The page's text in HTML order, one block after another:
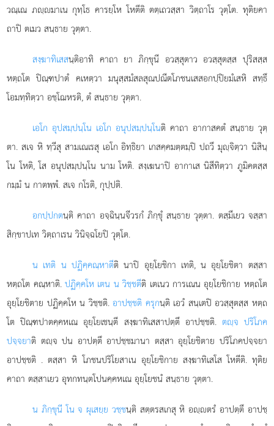
วณฺเณ ภฺมาเน กุทฺโธ คารยฺโห โหตีติ ตตฺเถวสฺสา วิตฺถาโร วุตฺโต. ทุติยคา
ถาปิ ตเมว สนฺธาย วุตฺตา.
สงฺฆาทิเสสนฺติอาทิ คาถา ยา ภิกฺขุนี อวสฺสุตาว อวสฺสุตสฺส ปุริสสฺส
หตฺถโต ปิณฺฑปาตํ คเหตฺวา มนุสฺสมํสลสุณปณีตโภชนเสสอกปฺปิยมํเสหิ สทฺธึ
โอมทฺทิตฺวา อชฺโฌหรติ, ตํ สนฺธาย วุตฺตา.
เอโก อุปสมฺปนฺโน เอโก อนุปสมฺปนฺโนติ คาถา อากาสคตํ สนฺธาย วุตฺ
ตา. สเจ หิ ทฺวีสุ สามเณเรสุ เอโก อิทฺธิยา เกสคฺคมตฺตมฺปิ ปถวึ มุฺจิตฺวา นิสินฺ
โน โหติ, โส อนุปสมฺปนฺโน นาม โหติ. สงฺเฆนาปิ อากาเส นิสีทิตฺวา ภูมิคตสฺส
กมฺมํ น กาตพฺพํ. สเจ กโรติ, กุปฺปติ.
อกปฺปกตนฺติ คาถา อจฺฉินฺนจีวรกํ ภิกฺขุํ สนฺธาย วุตฺตา. ตสฺมึเยว จสฺสา
สิกฺขาปเท วิตฺถาเรน วินิจฺฉโยปิ วุตฺโต.
น เทติ น ปฏิคฺคณฺหาตีติ นาปิ อุยฺโยชิกา เทติ, น อุยฺโยชิตา ตสฺสา
หตฺถโต คณฺหาติ.ปฏิคฺคโห เตน น วิชฺชตีติ เตเนว การเณน อุยฺโยชิกาย หตฺถโต
อุยฺโยชิตาย ปฏิคฺคโห น วิชฺชติ.อาปชฺชติ ครุกนฺติ เอวํ สนฺเตปิ อวสฺสุตสฺส หตฺถ
โต ปิณฺฑปาตคฺคหเณ อุยฺโยเชนฺตี สงฺฆาทิเสสาปตฺตึ อาปชฺชติ. ตฺจ ปริโภค
ปจฺจยาติ ตฺจ ปน อาปตฺตึ อาปชฺชมานา ตสฺสา อุยฺโยชิตาย ปริโภคปจฺจยา
อาปชฺชติ . ตสฺสา หิ โภชนปริโยสาเน อุยฺโยชิกาย สงฺฆาทิเสโส โหตีติ. ทุติย
คาถา ตสฺสาเยว อุทกทนฺตโปนคฺคหเณ อุยฺโยชนํ สนฺธาย วุตฺตา.
น ภิกฺขุนี โน จ ผุเสยฺย วชฺชนฺติ สตฺตรสเกสุ หิ อฺตรํ อาปตฺตึ อาปชฺ